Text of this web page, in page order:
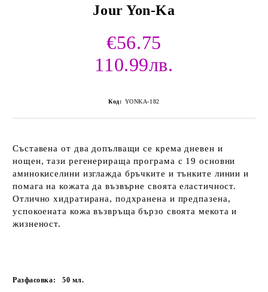
Jour Yon-Ka
€56.75
110.99лв.
Код: YONKA-182
Съставена от два допълващи се крема дневен и
нощен, тази регенерираща програма с 19 основни
аминокиселини изглажда бръчките и тънките линии и
помага на кожата да възвърне своята еластичност.
Отлично хидратирана, подхранена и предпазена,
успокоената кожа възвръща бързо своята мекота и
жизненост.
Разфасовка: 50 мл.